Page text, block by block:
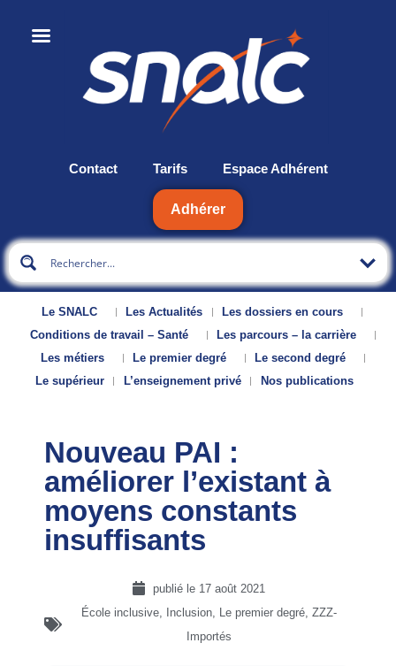
Contact Tarifs Espace Adhérent
Adhérer
Le SNALC Les Actualités
Les dossiers en cours
Conditions de travail – Santé
Les parcours – la carrière
Les métiers
Le premier degré
Le second degré
Le supérieur
L’enseignement privé Nos publications
Nouveau PAI :
améliorer l’existant à
moyens constants
insuffisants
publié le 17 août 2021
École inclusive, Inclusion, Le premier degré, ZZZ-
Importés